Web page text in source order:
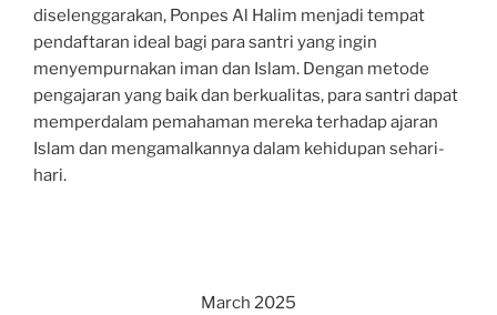
diselenggarakan, Ponpes Al Halim menjadi tempat
pendaftaran ideal bagi para santri yang ingin
menyempurnakan iman dan Islam. Dengan metode
pengajaran yang baik dan berkualitas, para santri dapat
memperdalam pemahaman mereka terhadap ajaran
Islam dan mengamalkannya dalam kehidupan sehari-
hari.
March 2025